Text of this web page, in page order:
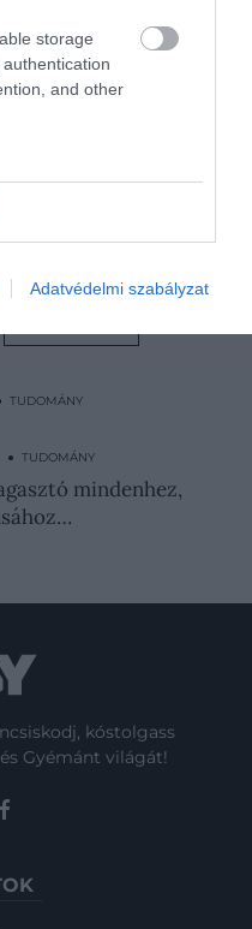
storage
and other
Adatvédelmi szabályzat
az
ha egy teljes
/
TUDOMÁNY
segíthet
tartani a…
● TUDOMÁNY
mindenhez,
kóstolgass
Gyémánt világát!